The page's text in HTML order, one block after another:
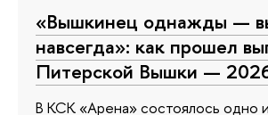
«Вышкинец однажды —
навсегда»: как прошел
Питерской Вышки —
В КСК «Арена» состоялось одно